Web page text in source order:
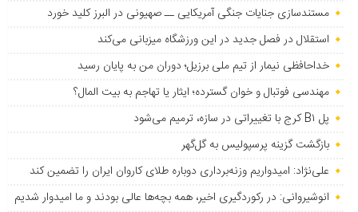
مستندسازی جنایات جنگی آمریکایی ــ صهیونی در البرز کلید خورد
استقلال در فصل جدید در این ورزشگاه میزبانی می‌کند
خداحافظی نیمار از تیم ملی برزیل؛ دوران من به پایان رسید
مهندسی فوتبال و خوان گسترده؛ ایثار یا تهاجم به بیت المال؟
پل B۱ کرج با تغییراتی در سازه، ترمیم می‌شود
بازگشت گزینه پرسپولیس به ‌گل‌گهر
علی‌نژاد: امیدواریم وزنه‌برداری دوباره طلای کاروان ایران را تضمین کند
انوشیروانی: در رکوردگیری اخیر، همه بچه‌ها عالی بودند و ما امیدوار شدیم